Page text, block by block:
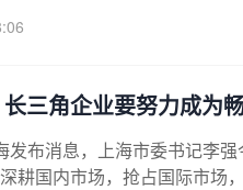
三角企业要努力成为
发布消息，上海市委书记李
耕国内市场，抢占国际市场